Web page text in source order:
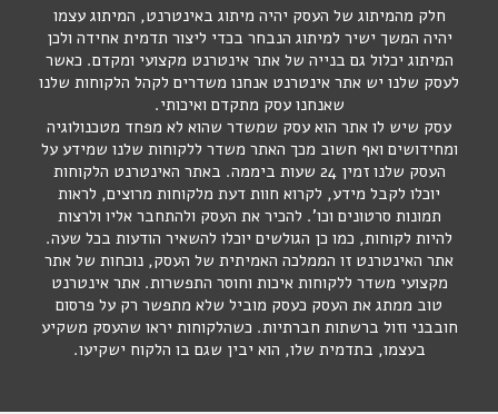
חלק מהמיתוג של העסק יהיה מיתוג באינטרנט, המיתוג עצמו
יהיה המשך ישיר למיתוג הנבחר בכדי ליצור תדמית אחידה ולכן
המיתוג יכלול גם בנייה של אתר אינטרנט מקצועי ומקדם. כאשר
לעסק שלנו יש אתר אינטרנט אנחנו משדרים לקהל הלקוחות שלנו
שאנחנו עסק מתקדם ואיכותי.
עסק שיש לו אתר הוא עסק שמשדר שהוא לא מפחד מטכנולוגיה
ומחידושים ואף חשוב מכך האתר משדר ללקוחות שלנו שמידע על
העסק שלנו זמין 24 שעות ביממה. באתר האינטרנט הלקוחות
יוכלו לקבל מידע, לקרוא חוות דעת מלקוחות מרוצים, לראות
תמונות סרטונים וכו’. להכיר את העסק ולהתחבר אליו ולרצות
להיות לקוחות, כמו כן הגולשים יוכלו להשאיר הודעות בכל שעה.
אתר האינטרנט זו הממלכה האמיתית של העסק, נוכחות של אתר
מקצועי משדר ללקוחות איכות וחוסר התפשרות. אתר אינטרנט
טוב ממתג את העסק כעסק מוביל שלא מתפשר רק על פרסום
חובבני וזול ברשתות חברתיות. כשהלקוחות יראו שהעסק משקיע
בעצמו, בתדמית שלו, הוא יבין שגם בו הלקוח ישקיעו.